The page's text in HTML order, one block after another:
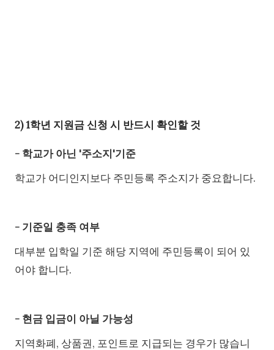
2) 1학년 지원금 신청 시 반드시 확인할 것
- 학교가 아닌 '주소지'기준
학교가 어디인지보다 주민등록 주소지가 중요합니다.
- 기준일 충족 여부
대부분 입학일 기준 해당 지역에 주민등록이 되어 있
어야 합니다.
- 현금 입금이 아닐 가능성
지역화폐, 상품권, 포인트로 지급되는 경우가 많습니